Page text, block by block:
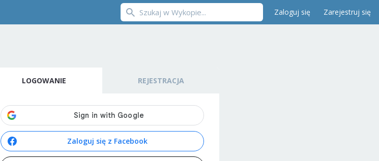
Zaloguj się Zarejestruj się
LOGOWANIE REJESTRACJA
Zaloguj się z Facebook